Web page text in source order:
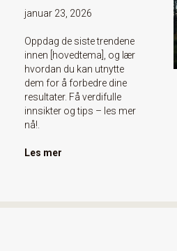
januar 23, 2026
Oppdag de siste trendene
innen [hovedtema], og lær
hvordan du kan utnytte
dem for å forbedre dine
resultater. Få verdifulle
innsikter og tips – les mer
nå!.
Les mer